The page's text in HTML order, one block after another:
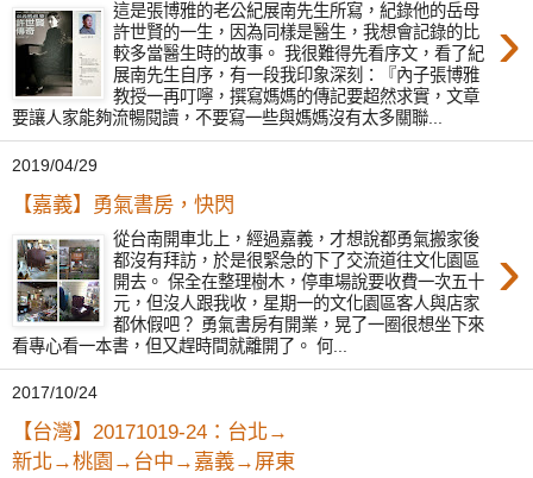
›
這是張博雅的老公紀展南先生所寫，紀錄他的岳母
許世賢的一生，因為同樣是醫生，我想會記錄的比
較多當醫生時的故事。 我很難得先看序文，看了紀
展南先生自序，有一段我印象深刻：『內子張博雅
教授一再叮嚀，撰寫媽媽的傳記要超然求實，文章
要讓人家能夠流暢閱讀，不要寫一些與媽媽沒有太多關聯...
2019/04/29
【嘉義】勇氣書房，快閃
›
從台南開車北上，經過嘉義，才想說都勇氣搬家後
都沒有拜訪，於是很緊急的下了交流道往文化園區
開去。 保全在整理樹木，停車場說要收費一次五十
元，但沒人跟我收，星期一的文化園區客人與店家
都休假吧？ 勇氣書房有開業，晃了一圈很想坐下來
看專心看一本書，但又趕時間就離開了。 何...
2017/10/24
【台灣】20171019-24：台北→
新北→桃園→台中→嘉義→屏東